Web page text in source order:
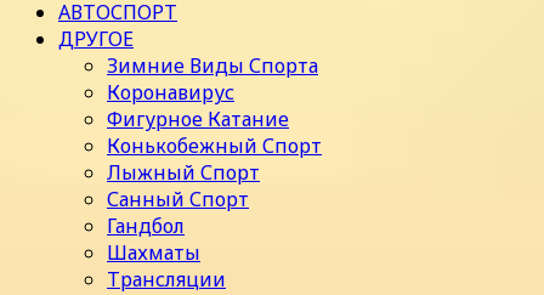
АВТОСПОРТ
ДРУГОЕ
Зимние Виды Спорта
Коронавирус
Фигурное Катание
Конькобежный Спорт
Лыжный Спорт
Санный Спорт
Гандбол
Шахматы
Трансляции